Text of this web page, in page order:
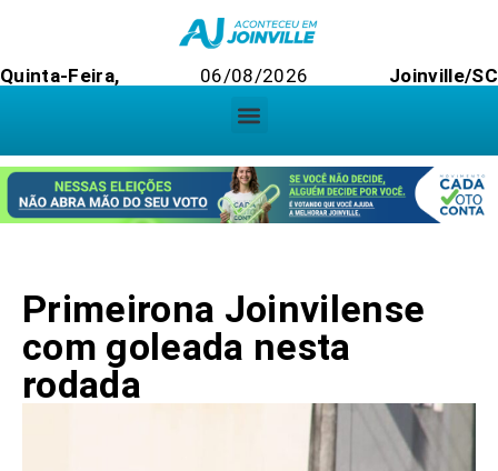
Quinta-Feira, 06/08/2026 Joinville/SC
Primeirona Joinvilense
com goleada nesta
rodada